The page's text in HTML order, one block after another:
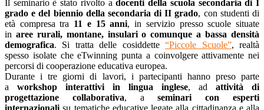
Il seminario è stato rivolto adocenti della scuola secondaria di I
grado e del biennio della secondaria di II grado, con studenti di
età compresa tra 11 e 15 anni, in servizio presso scuole situate
in aree rurali, montane, insulari o comunque a bassa densità
demografica. Si tratta delle cosiddette“Piccole Scuole”, realtà
spesso isolate che eTwinning punta a coinvolgere attivamente nei
percorsi di cooperazione educativa europea.
Durante i tre giorni di lavori, i partecipanti hanno preso parte
a workshop interattivi in lingua inglese, ad attività di
progettazione collaborativa, aseminari con esperti